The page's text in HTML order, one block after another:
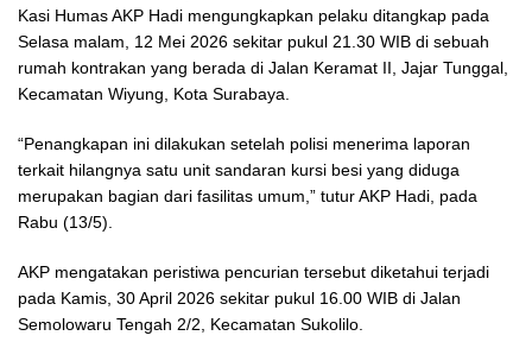
Kasi Humas AKP Hadi mengungkapkan pelaku ditangkap pada
Selasa malam, 12 Mei 2026 sekitar pukul 21.30 WIB di sebuah
rumah kontrakan yang berada di Jalan Keramat II, Jajar Tunggal,
Kecamatan Wiyung, Kota Surabaya.
“Penangkapan ini dilakukan setelah polisi menerima laporan
terkait hilangnya satu unit sandaran kursi besi yang diduga
merupakan bagian dari fasilitas umum,” tutur AKP Hadi, pada
Rabu (13/5).
AKP mengatakan peristiwa pencurian tersebut diketahui terjadi
pada Kamis, 30 April 2026 sekitar pukul 16.00 WIB di Jalan
Semolowaru Tengah 2/2, Kecamatan Sukolilo.